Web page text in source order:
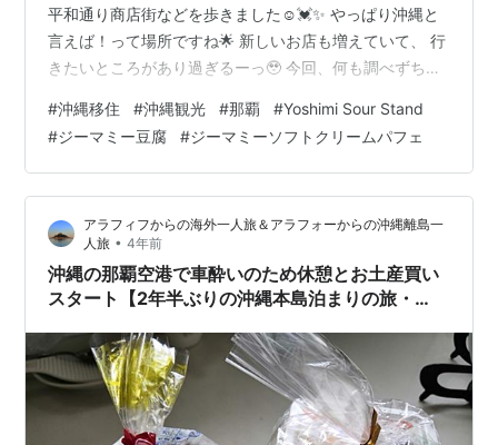
平和通り商店街などを歩きました☺️💓✨ やっぱり沖縄と
言えば！って場所ですね🌟 新しいお店も増えていて、 行
きたいところがあり過ぎるーっ🥹 今回、何も調べずちょ
会ったのがこのジーマミーソフトです！ お酒や飲み物が
メインなのかな？ お店の名前にサワーってついてたから
👀 もうこれ！2024年、2025年始まったばかりですがき
っと越すものは出て来ないくらい私の中でナンバーワン
でした😍 ソフトクリームもジーマミー豆腐の味がして、
みたらし団子のみつに…
#沖縄移住 #沖縄観光 #那覇 #Yoshimi Sour Stand
#ジーマミー豆腐 #ジーマミーソフトクリームパフェ
アラフィフからの海外一人旅＆アラフォーからの沖縄離島一
人旅 • 4年前
沖縄の那覇空港で車酔いのため休憩とお土産買い
スタート【2年半ぶりの沖縄本島泊まりの旅・